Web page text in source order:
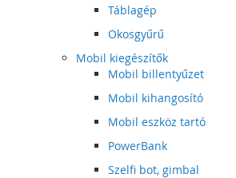
Táblagép
Okosgyűrű
Mobil kiegészítők
Mobil billentyűzet
Mobil kihangosító
Mobil eszköz tartó
PowerBank
Szelfi bot, gimbal